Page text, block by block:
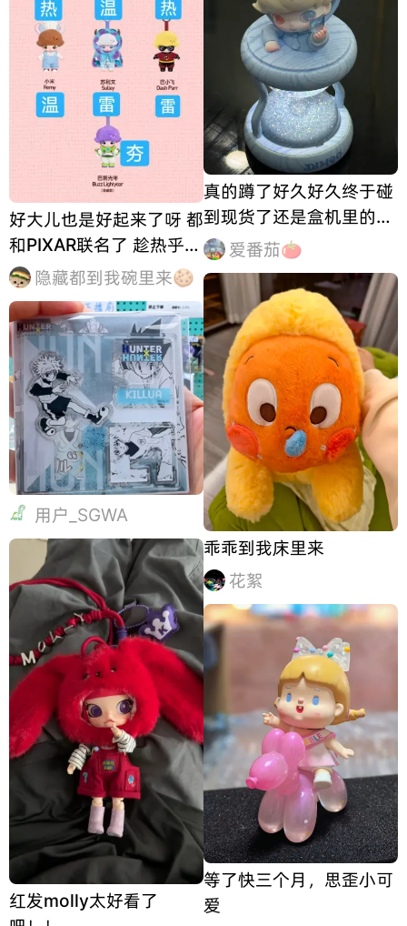
好大儿也是好起来了呀 都
和PIXAR联名了 趁热乎拿
下草莓熊和胡迪 不知道后
续会降不
隐藏都到我碗里来🍪
用户_SGWA
红发molly太好看了
真的蹲了好久好久终于碰
到现货了还是盒机里的最
后一个必须拿下！！还真
就是最想要的蓝色💙
爱番茄🍅
乖乖到我床里来
花絮
等了快三个月，思歪小可
爱